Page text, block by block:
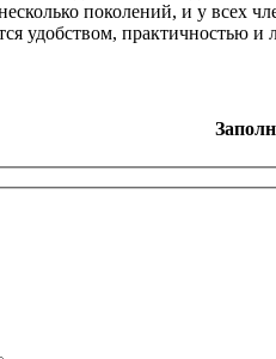
поколений, и у всех
удобством, практичностью и